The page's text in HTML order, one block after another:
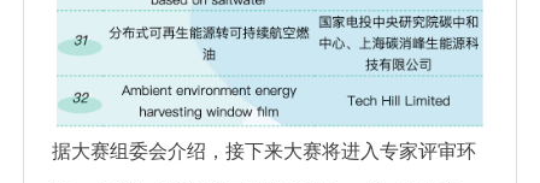
据大赛组委会介绍，接下来大赛将进入专家评审环